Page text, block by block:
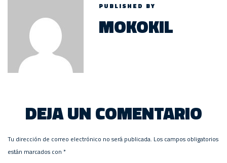
PUBLISHED BY
MOKOKIL
DEJA UN COMENTARIO
Tu dirección de correo electrónico no será publicada. Los campos obligatorios
están marcados con *